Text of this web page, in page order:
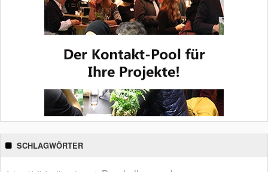
SCHLAGWÖRTER